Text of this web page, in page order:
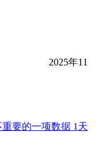
2025年11
要的一项数据 1天